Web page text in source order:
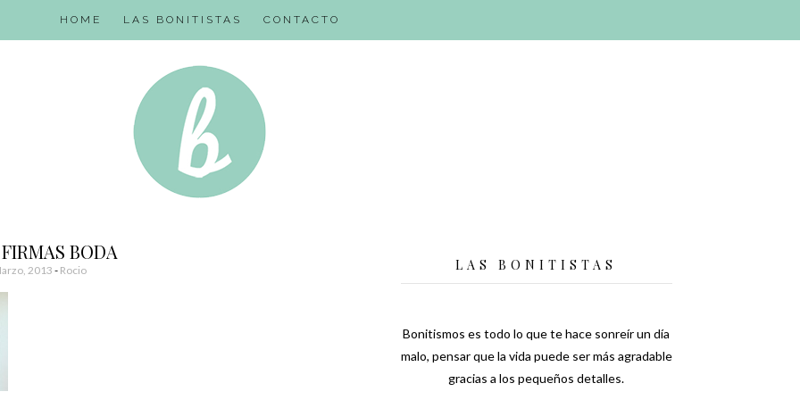
HOME LAS BONITISTAS CONTACTO
BODA
2013 - Rocio LAS BONITISTAS
Bonitismos es todo lo que te hace sonreír un día
malo, pensar que la vida puede ser más agradable
gracias a los pequeños detalles.